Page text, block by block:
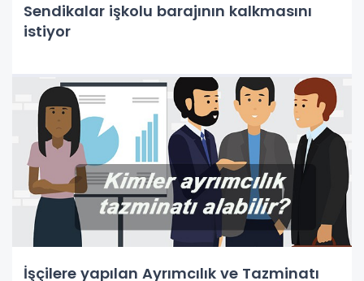
Sendikalar işkolu barajının kalkmasını
istiyor
İşçilere yapılan Ayrımcılık ve Tazminatı